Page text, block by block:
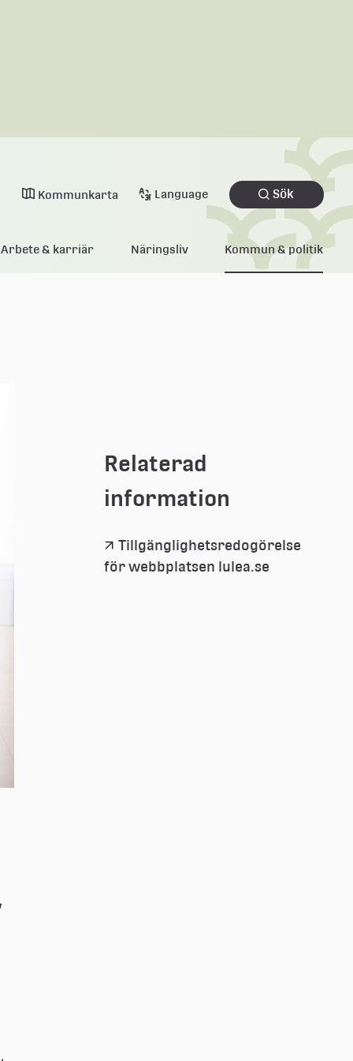
Kommunkarta Language Sök
Arbete & karriär Näringsliv Kommun & politik
Relaterad
information
Tillgänglighetsredogörelse
för webbplatsen lulea.se